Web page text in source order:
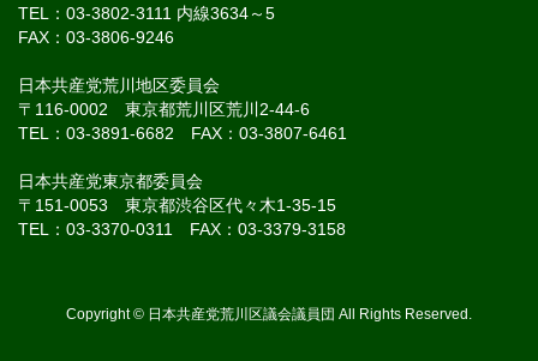
TEL：03-3802-3111 内線3634～5
FAX：03-3806-9246
日本共産党荒川地区委員会
〒116-0002 東京都荒川区荒川2-44-6
TEL：03-3891-6682 FAX：03-3807-6461
日本共産党東京都委員会
〒151-0053 東京都渋谷区代々木1-35-15
TEL：03-3370-0311 FAX：03-3379-3158
Copyright © 日本共産党荒川区議会議員団 All Rights Reserved.